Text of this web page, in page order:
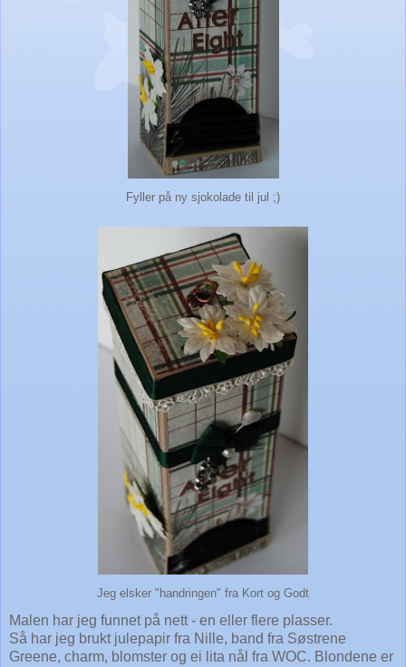
Fyller på ny sjokolade til jul ;)
Jeg elsker "handringen" fra Kort og Godt
Malen har jeg funnet på nett - en eller flere plasser.
Så har jeg brukt julepapir fra Nille, band fra Søstrene
Greene, charm, blomster og ei lita nål fra WOC. Blondene er